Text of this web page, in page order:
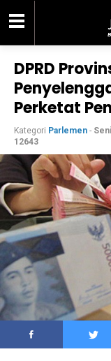
DPRD
Perketat
Kategori Parlemen -
12643